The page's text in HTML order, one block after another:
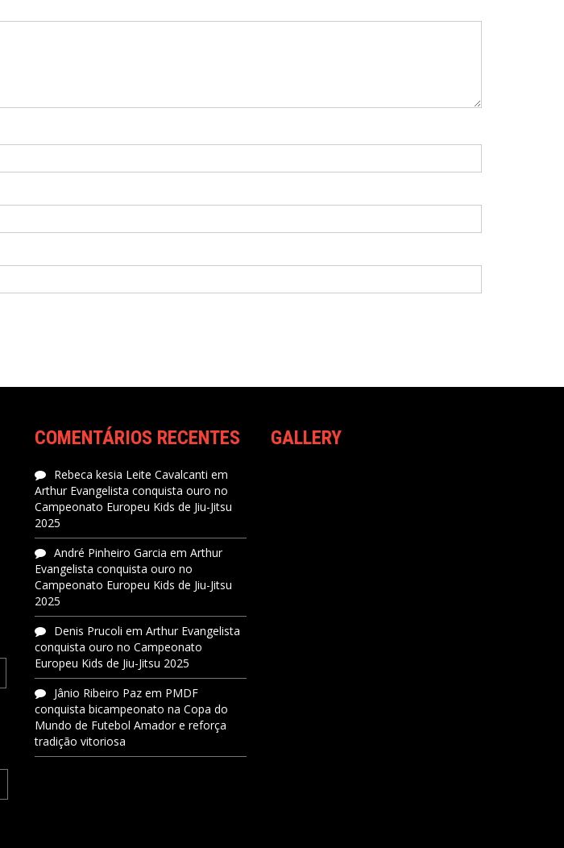
COMENTÁRIOS RECENTES
Rebeca kesia Leite Cavalcanti em
Arthur Evangelista conquista ouro no
Campeonato Europeu Kids de Jiu-Jitsu
2025
André Pinheiro Garcia em Arthur
Evangelista conquista ouro no
Campeonato Europeu Kids de Jiu-Jitsu
2025
Denis Prucoli em Arthur Evangelista
conquista ouro no Campeonato
Europeu Kids de Jiu-Jitsu 2025
Jânio Ribeiro Paz em PMDF
conquista bicampeonato na Copa do
Mundo de Futebol Amador e reforça
tradição vitoriosa
GALLERY